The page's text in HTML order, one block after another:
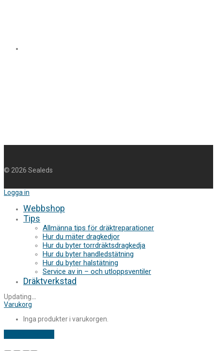
© 2026 Sealeds
Logga in
Webbshop
Tips
Allmänna tips för dräktreparationer
Hur du mäter dragkedjor
Hur du byter torrdräktsdragkedja
Hur du byter handledstätning
Hur du byter halstätning
Service av in – och utloppsventiler
Dräktverkstad
Updating…
Varukorg
Inga produkter i varukorgen.